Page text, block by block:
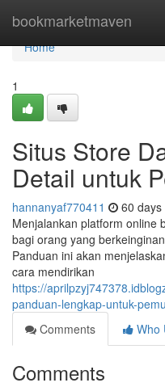
bookmarketmaven
Home
Home
1
Situs Store
Detail untuk
hannanyaf770411 60 days
Menjalankan platform online
bagi orang yang
Panduan ini akan
cara mendirikan
https://
panduan-lengkap-untuk-
Comments
Who
Comments